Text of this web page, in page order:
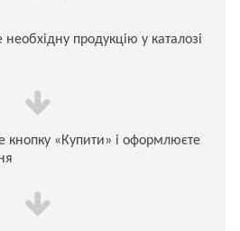
необхідну продукцію у каталозі
кнопку «Купити» і оформлюєте